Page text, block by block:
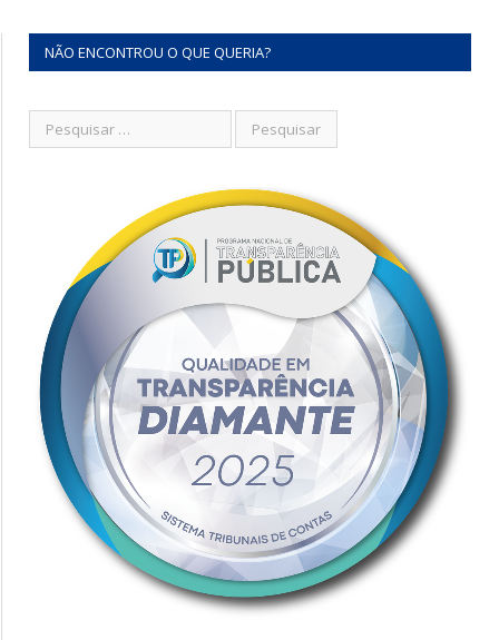
NÃO ENCONTROU O QUE QUERIA?